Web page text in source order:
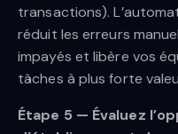
transactions).
réduit les erreurs
impayés et libère vos
tâches à plus forte
Étape 5 — Évaluez